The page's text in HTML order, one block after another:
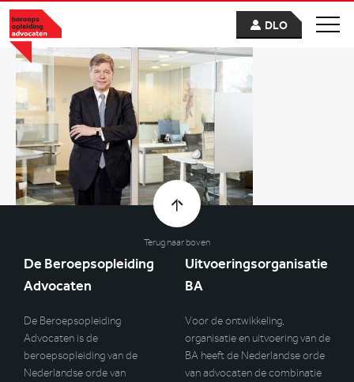
DLO
Terug naar boven
De Beroepsopleiding
Advocaten
De Beroepsopleiding
Advocaten is de
beroepsopleiding van de
Nederlandse orde van
Uitvoeringsorganisatie
BA
Voor de ontwikkeling,
organisatie en uitvoering van de
BA heeft de Nederlandse orde
van advocaten de combinatie